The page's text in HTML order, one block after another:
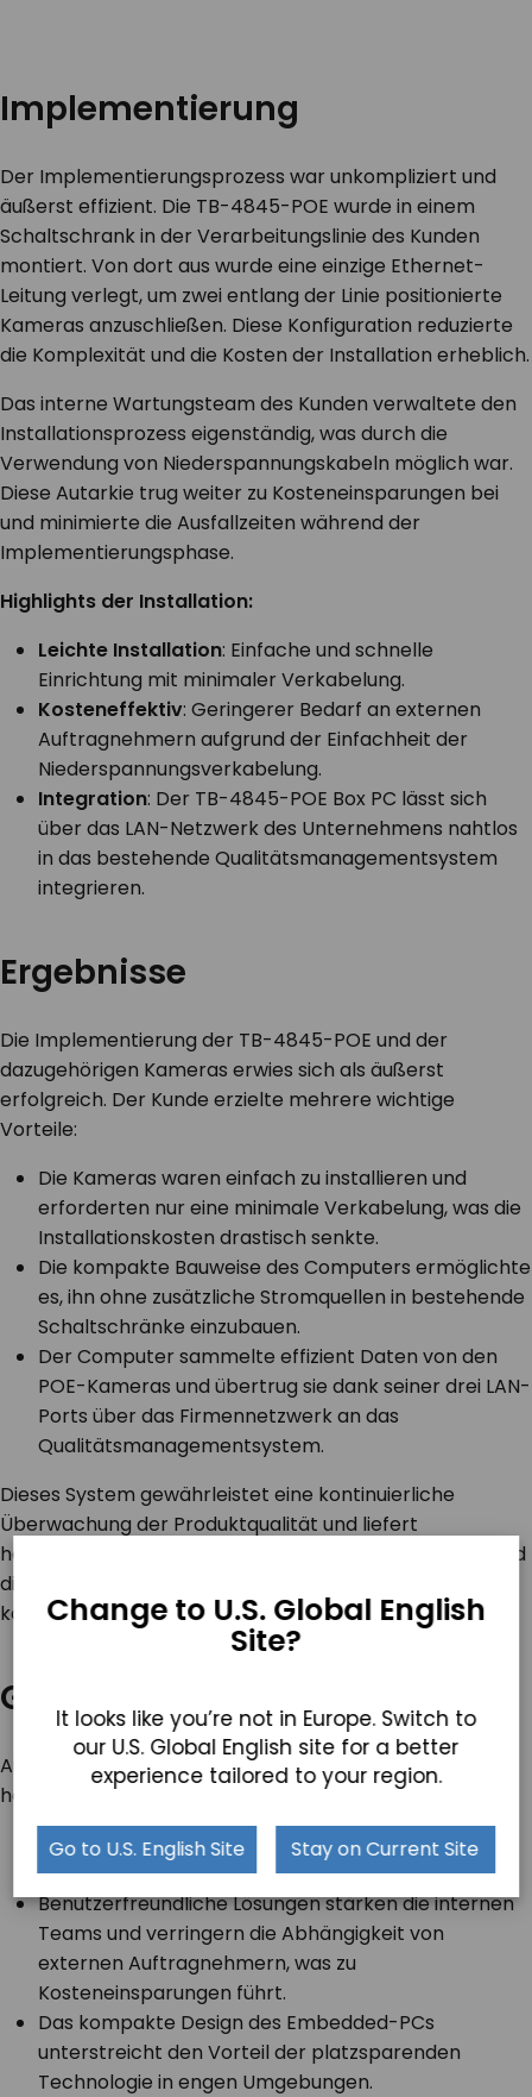
Implementierung
Der Implementierungsprozess war unkompliziert und
äußerst effizient. Die TB-4845-POE wurde in einem
Schaltschrank in der Verarbeitungslinie des Kunden
montiert. Von dort aus wurde eine einzige Ethernet-
Leitung verlegt, um zwei entlang der Linie positionierte
Kameras anzuschließen. Diese Konfiguration reduzierte
die Komplexität und die Kosten der Installation erheblich.
Das interne Wartungsteam des Kunden verwaltete den
Installationsprozess eigenständig, was durch die
Verwendung von Niederspannungskabeln möglich war.
Diese Autarkie trug weiter zu Kosteneinsparungen bei
und minimierte die Ausfallzeiten während der
Implementierungsphase.
Highlights der Installation:
Leichte Installation: Einfache und schnelle
Einrichtung mit minimaler Verkabelung.
Kosteneffektiv: Geringerer Bedarf an externen
Auftragnehmern aufgrund der Einfachheit der
Niederspannungsverkabelung.
Integration: Der TB-4845-POE Box PC lässt sich
über das LAN-Netzwerk des Unternehmens nahtlos
in das bestehende Qualitätsmanagementsystem
integrieren.
Ergebnisse
Die Implementierung der TB-4845-POE und der
dazugehörigen Kameras erwies sich als äußerst
erfolgreich. Der Kunde erzielte mehrere wichtige
Vorteile:
Die Kameras waren einfach zu installieren und
erforderten nur eine minimale Verkabelung, was die
Installationskosten drastisch senkte.
Die kompakte Bauweise des Computers ermöglichte
es, ihn ohne zusätzliche Stromquellen in bestehende
Schaltschränke einzubauen.
Der Computer sammelte effizient Daten von den
POE-Kameras und übertrug sie dank seiner drei LAN-
Ports über das Firmennetzwerk an das
Qualitätsmanagementsystem.
Dieses System gewährleistet eine kontinuierliche
Überwachung der Produktqualität und liefert
hochauflösende Bilder, die für die Qualitätssicherung und
die Einhaltung von Vorschriften verwendet werden
können.
Gelernte Lektionen
Aus diesem Projekt sind mehrere wichtige Erkenntnisse
hervorgegangen:
Die TB-4845-POE ließ sich nahtlos in das LAN-
Netzwerk des Unternehmens integrieren.
Benutzerfreundliche Lösungen stärken die internen
Teams und verringern die Abhängigkeit von
externen Auftragnehmern, was zu
Kosteneinsparungen führt.
Das kompakte Design des Embedded-PCs
unterstreicht den Vorteil der platzsparenden
Technologie in engen Umgebungen.
Change to U.S. Global English
Site?
It looks like you’re not in Europe. Switch to
our U.S. Global English site for a better
experience tailored to your region.
Go to U.S. English Site Stay on Current Site